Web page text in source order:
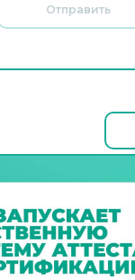
Отправить